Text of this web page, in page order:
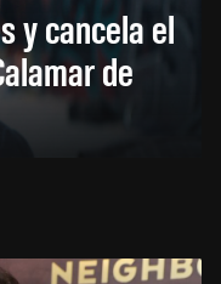
y cancela el
de